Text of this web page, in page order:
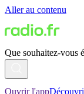
Aller au contenu
Que souhaitez-vous
Ouvrir l'app